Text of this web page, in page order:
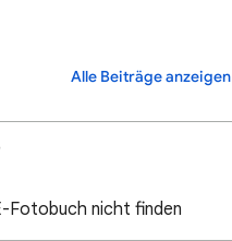
Alle Beiträge anzeigen
Fotobuch nicht finden